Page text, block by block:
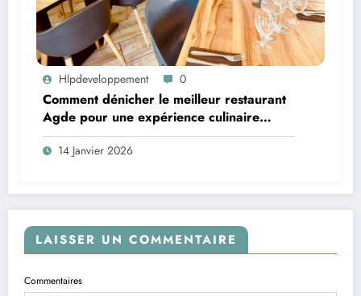
Hlpdeveloppement 0
Comment dénicher le meilleur restaurant
Agde pour une expérience culinaire
inoubliable ?
14 Janvier 2026
LAISSER UN COMMENTAIRE
Commentaires